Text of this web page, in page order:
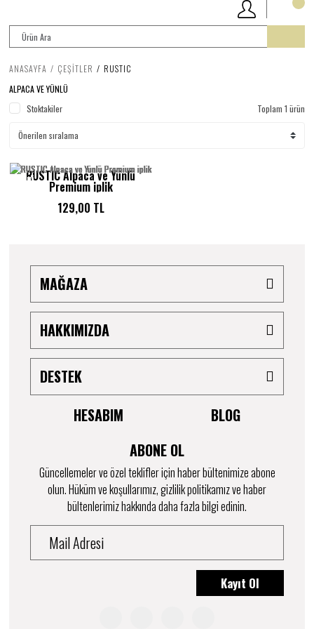
ANASAYFA ÇEŞİTLER
RUSTIC
ALPACA VE YÜNLÜ
Stoktakiler
Toplam 1 ürün
RUSTIC Alpaca ve Yünlü
Premium iplik
129,00 TL
YENI
MAĞAZA
HAKKIMIZDA
DESTEK
HESABIM
BLOG
ABONE OL
Güncellemeler ve özel teklifler için haber bültenimize abone
olun. Hüküm ve koşullarımız, gizlilik politikamız ve haber
bültenlerimiz hakkında daha fazla bilgi edinin.
Kayıt Ol